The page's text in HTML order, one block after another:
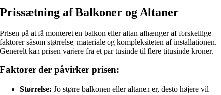
Prissætning af Balkoner og Altaner
Prisen på at få monteret en balkon eller altan afhænger af forskellige
faktorer såsom størrelse, materiale og kompleksiteten af installationen.
Generelt kan prisen variere fra et par tusinde til flere titusinde kroner.
Faktorer der påvirker prisen:
Størrelse: Jo større balkonen eller altanen er, desto højere vil